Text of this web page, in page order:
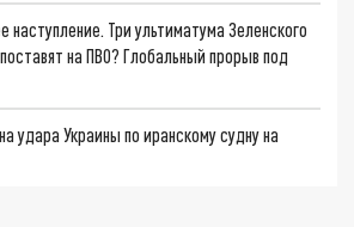
Три ультиматума Зеленского
на ПВО? Глобальный прорыв под
удара Украины по иранскому судну на